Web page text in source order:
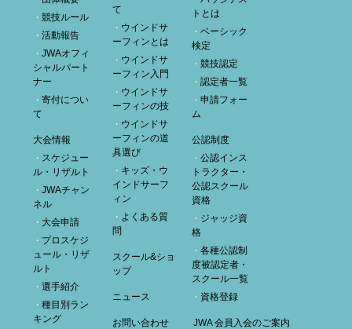
競技ルール
活動報告
JWAオフィ
シャルパート
ナー
寄付につい
て
大会情報
スケジュー
ル・リザルト
JWAチャン
ネル
大会申請
プロスケジ
ュール・リザ
ルト
選手紹介
種目別ラン
キング
て
ウインドサ
ーフィンとは
ウインドサ
ーフィン入門
ウインドサ
ーフィンの技
ウインドサ
ーフィンの道
具選び
キッズ・ウ
インドサーフ
ィン
よくある質
問
スクール&ショ
ップ
ニュース
お問い合わせ
トとは
ベーシック
検定
競技認定
認定者一覧
申請フォー
ム
公認制度
公認インス
トラクター・
公認スクール
資格
ジャッジ資
格
各種公認制
度被認定者・
スクール一覧
資格登録
JWA 会員入会のご案内